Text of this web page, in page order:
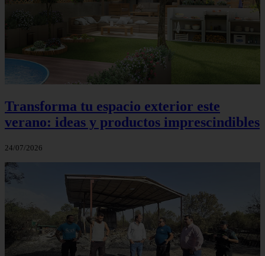
Transforma tu espacio exterior este
verano: ideas y productos imprescindibles
24/07/2026